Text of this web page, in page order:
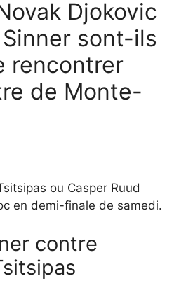
Djokovic
sont-ils
rencontrer
de Monte-
ou Casper Ruud
en demi-finale de samedi.
contre